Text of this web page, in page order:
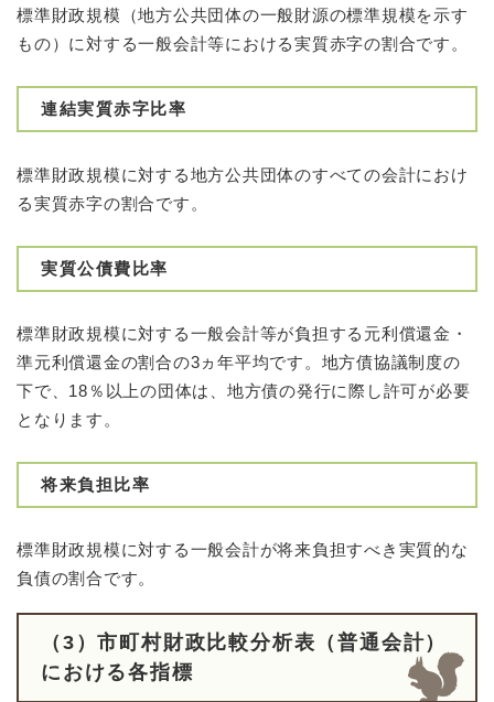
標準財政規模（地方公共団体の一般財源の標準規模を示す
もの）に対する一般会計等における実質赤字の割合です。
連結実質赤字比率
標準財政規模に対する地方公共団体のすべての会計におけ
る実質赤字の割合です。
実質公債費比率
標準財政規模に対する一般会計等が負担する元利償還金・
準元利償還金の割合の3ヵ年平均です。地方債協議制度の
下で、18％以上の団体は、地方債の発行に際し許可が必要
となります。
将来負担比率
標準財政規模に対する一般会計が将来負担すべき実質的な
負債の割合です。
（3）市町村財政比較分析表（普通会計）
における各指標